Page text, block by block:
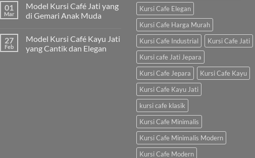
01
Mar
Model Kursi Café Jati yang
di Gemari Anak Muda
27
Feb
Model Kursi Café Kayu Jati
yang Cantik dan Elegan
Kursi Cafe Elegan
Kursi Cafe Harga Murah
Kursi Cafe Industrial
Kursi Cafe Jati
Kursi cafe Jati Jepara
Kursi Cafe Jepara
Kursi Cafe Kayu
Kursi Cafe Kayu Jati
kursi cafe klasik
Kursi Cafe Minimalis
Kursi Cafe Minimalis Modern
Kursi Cafe Modern